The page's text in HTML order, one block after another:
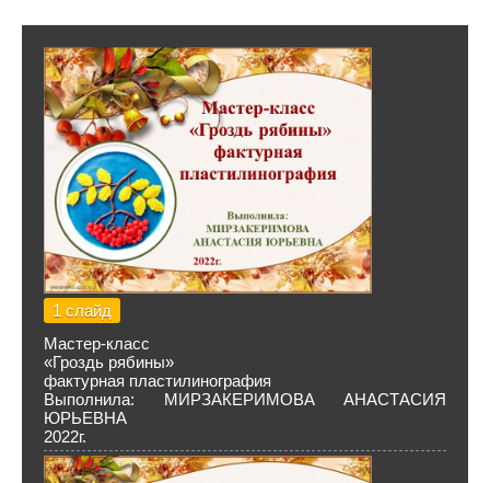
1 слайд
Мастер-класс
«Гроздь рябины»
фактурная пластилинография
Выполнила: МИРЗАКЕРИМОВА АНАСТАСИЯ
ЮРЬЕВНА
2022г.